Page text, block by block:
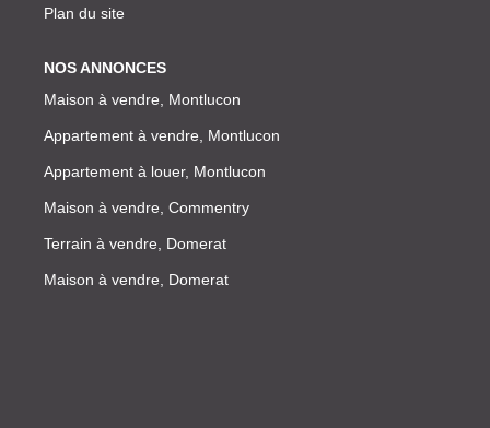
Plan du site
NOS ANNONCES
Maison à vendre, Montlucon
Appartement à vendre, Montlucon
Appartement à louer, Montlucon
Maison à vendre, Commentry
Terrain à vendre, Domerat
Maison à vendre, Domerat